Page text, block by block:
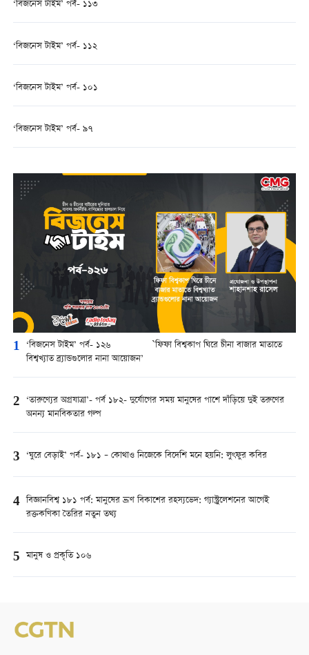
‘বিজনেস টাইম’ পর্ব- ১১৩
‘বিজনেস টাইম’ পর্ব- ১১২
‘বিজনেস টাইম’ পর্ব- ১০১
‘বিজনেস টাইম’ পর্ব- ৯৭
1 ‘বিজনেস টাইম’ পর্ব- ১২৬ `ফিফা বিশ্বকাপ ঘিরে চীনা বাজার মাতাতে
বিশ্বখ্যাত ব্র্যান্ডগুলোর নানা আয়োজন’
2 ‘তারুণ্যের অগ্রযাত্রা’- পর্ব ১৮২- দুর্যোগের সময় মানুষের পাশে দাঁড়িয়ে দুই তরুণের
অনন্য মানবিকতার গল্প
3 ‘ঘুরে বেড়াই’ পর্ব- ১৮১ – কোথাও নিজেকে বিদেশি মনে হয়নি: লুৎফুর কবির
4 বিজ্ঞানবিশ্ব ১৮১ পর্ব: মানুষের ভ্রূণ বিকাশের রহস্যভেদ: গ্যাস্ট্রুলেশনের আগেই
রক্তকণিকা তৈরির নতুন তথ্য
5 মানুষ ও প্রকৃতি ১০৬